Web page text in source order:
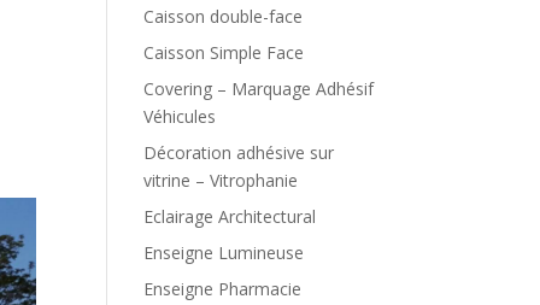
Caisson double-face
Caisson Simple Face
Covering – Marquage Adhésif
Véhicules
Décoration adhésive sur
vitrine – Vitrophanie
Eclairage Architectural
Enseigne Lumineuse
Enseigne Pharmacie